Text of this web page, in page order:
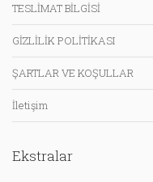
TESLİMAT BİLGİSİ
GİZLİLİK POLİTİKASI
ŞARTLAR VE KOŞULLAR
İletişim
Ekstralar